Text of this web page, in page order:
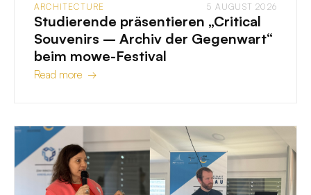
ARCHITECTURE 5 AUGUST 2026
Studierende präsentieren „Critical
Souvenirs – Archiv der Gegenwart“
beim mowe-Festival
Read more →